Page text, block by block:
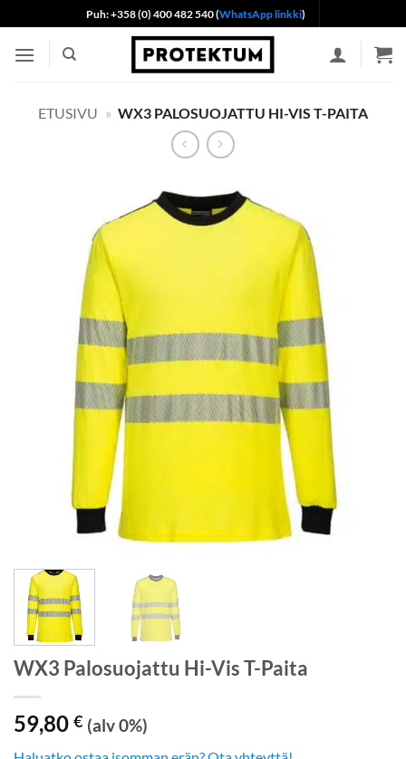
to
content
Puh: +358 (0) 400 482 540 (WhatsApp linkki)
ETUSIVU » WX3 PALOSUOJATTU HI-VIS T-PAITA
WX3 Palosuojattu Hi-Vis T-Paita
59,80 € (alv 0%)